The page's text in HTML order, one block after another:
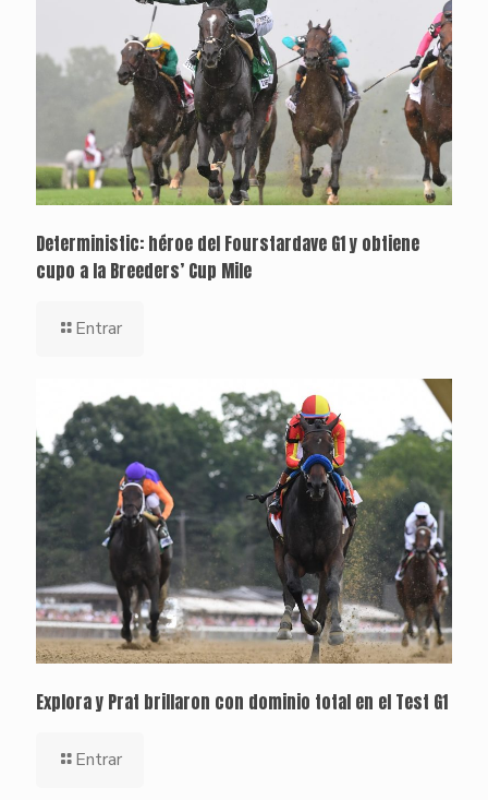
Deterministic: héroe del Fourstardave G1 y obtiene
cupo a la Breeders’ Cup Mile
Entrar
Explora y Prat brillaron con dominio total en el Test G1
Entrar